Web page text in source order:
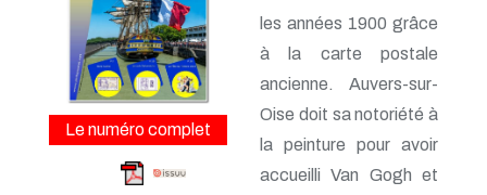
n° 161 - Octobre 2014
n° 160 - Juillet 2014
n° 159 - Avril 2014
n° 158 - Janvier 2014
n° 157 - Octobre 2013
n° 156 -Juillet 2013
n° 155 - Avril 2013
n° 154 - Janvier 2013
n° 153 - Octobre 2012
Le numéro complet
les années 1900 grâce
à la carte postale
ancienne. Auvers-sur-
Oise doit sa notoriété à
la peinture pour avoir
accueilli Van Gogh et